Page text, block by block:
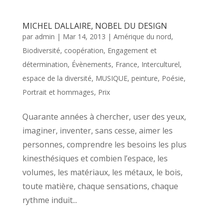
MICHEL DALLAIRE, NOBEL DU DESIGN
par admin | Mar 14, 2013 | Amérique du nord,
Biodiversité, coopération, Engagement et
détermination, Évènements, France, Interculturel,
espace de la diversité, MUSIQUE, peinture, Poésie,
Portrait et hommages, Prix
Quarante années à chercher, user des yeux,
imaginer, inventer, sans cesse, aimer les
personnes, comprendre les besoins les plus
kinesthésiques et combien l’espace, les
volumes, les matériaux, les métaux, le bois,
toute matière, chaque sensations, chaque
rythme induit...